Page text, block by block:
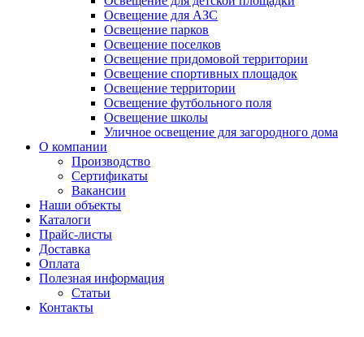
Освещение для АЗС
Освещение парков
Освещение поселков
Освещение придомовой территории
Освещение спортивных площадок
Освещение территории
Освещение футбольного поля
Освещение школы
Уличное освещение для загородного дома
О компании
Производство
Сертификаты
Вакансии
Наши объекты
Каталоги
Прайс-листы
Доставка
Оплата
Полезная информация
Статьи
Контакты